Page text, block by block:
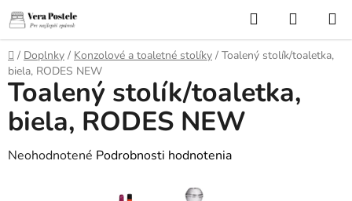
Prejsť
na
obsah
Hľadať
KOŠÍK
Domov
/ Doplnky / Konzolové a toaletné stolíky / Toalený stolík/toaletka,
biela, RODES NEW
Toalený stolík/toaletka,
biela, RODES NEW
Priemerné
Neohodnotené Podrobnosti hodnotenia